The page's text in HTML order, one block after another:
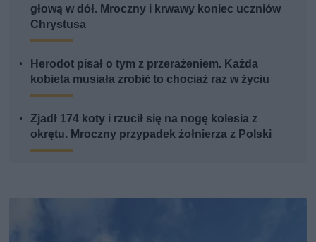
głową w dół. Mroczny i krwawy koniec uczniów
Chrystusa
Herodot pisał o tym z przerażeniem. Każda
kobieta musiała zrobić to chociaż raz w życiu
Zjadł 174 koty i rzucił się na nogę kolesia z
okrętu. Mroczny przypadek żołnierza z Polski